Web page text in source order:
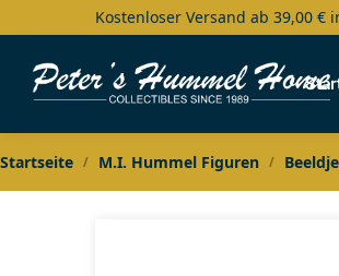
Kostenloser Versand ab 39,00 €
Search
Startseite / M.I. Hummel Figuren /